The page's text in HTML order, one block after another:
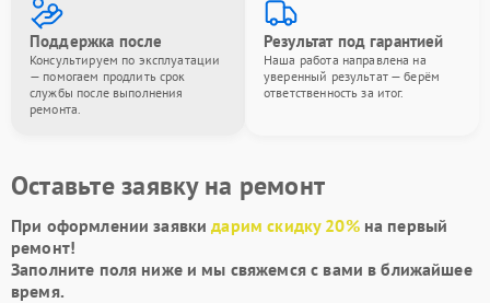
Поддержка после
Консультируем по эксплуатации
— помогаем продлить срок
службы после выполнения
ремонта.
Результат под гарантией
Наша работа направлена на
уверенный результат — берём
ответственность за итог.
Оставьте заявку на ремонт
При оформлении заявкидарим скидку 20%на первый
ремонт!
Заполните поля ниже и мы свяжемся с вами в ближайшее
время.